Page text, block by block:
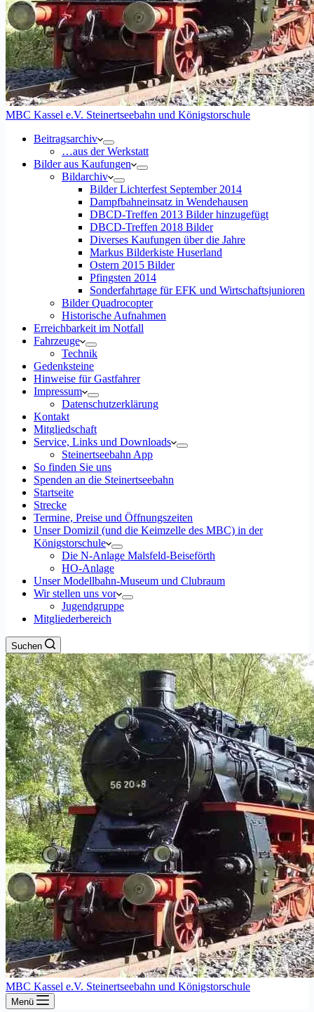
MBC Kassel e.V. Steinertseebahn und Königstorschule
Beitragsarchiv
…aus der Werkstatt
Bilder aus Kaufungen
Bildarchiv
Bilder Lichterfest September 2014
Dampfbahneinsatz in Wendehausen
DBCD-Treffen 2013 Bilder hinzugefügt
DBCD-Treffen 2018 Bilder
Diverses Kaufungen über die Jahre
Markus Bilderkiste Huserland
Ostern 2015 Bilder
Pfingsten 2014
Sonderfahrtage für EFK und Wirtschaftsjunioren
Bilder Quadrocopter
Historische Aufnahmen
Erreichbarkeit im Notfall
Fahrzeuge
Technik
Gedenksteine
Hinweise für Gastfahrer
Impressum
Datenschutzerklärung
Kontakt
Mitgliedschaft
Service, Links und Downloads
Steinertseebahn App
So finden Sie uns
Spenden an die Steinertseebahn
Startseite
Strecke
Termine, Preise und Öffnungszeiten
Unser Domizil (und die Keimzelle des MBC) in der
Königstorschule
Die N-Anlage Malsfeld-Beiseförth
HO-Anlage
Unser Modellbahn-Museum und Clubraum
Wir stellen uns vor
Jugendgruppe
Mitgliederbereich
Suchen
MBC Kassel e.V. Steinertseebahn und Königstorschule
Menü